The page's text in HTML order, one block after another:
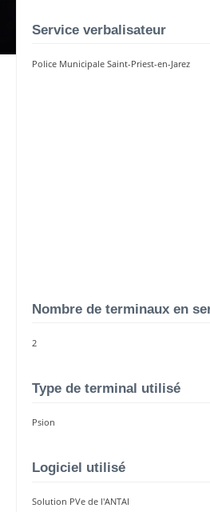
Service verbalisateur
Police Municipale Saint-Priest-en-Jarez
Nombre de terminaux en
2
Type de terminal utilisé
Psion
Logiciel utilisé
Solution PVe de l'ANTAI